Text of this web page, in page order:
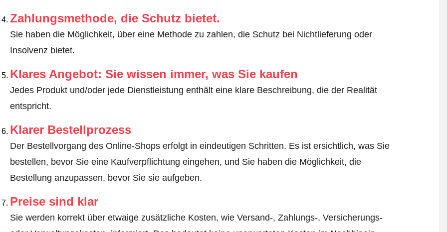
Zahlungsmethode, die Schutz bietet.
Sie haben die Möglichkeit, über eine Methode zu zahlen, die Schutz bei Nichtlieferung oder
Insolvenz bietet.
Klares Angebot: Sie wissen immer, was Sie kaufen
Jedes Produkt und/oder jede Dienstleistung enthält eine klare Beschreibung, die der Realität
entspricht.
Klarer Bestellprozess
Der Bestellvorgang des Online-Shops erfolgt in eindeutigen Schritten. Es ist ersichtlich, was Sie
bestellen, bevor Sie eine Kaufverpflichtung eingehen, und Sie haben die Möglichkeit, die
Bestellung anzupassen, bevor Sie sie aufgeben.
Preise sind klar
Sie werden korrekt über etwaige zusätzliche Kosten, wie Versand-, Zahlungs-, Versicherungs-